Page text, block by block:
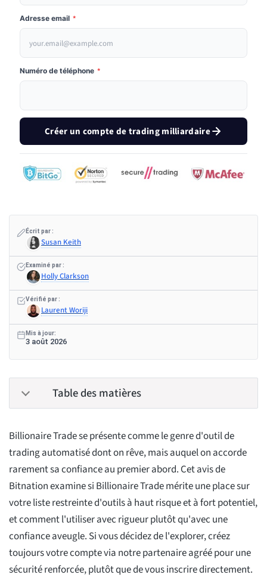
Adresse email *
Numéro de téléphone *
Créer un compte de trading milliardaire
Écrit par :
Susan Keith
Examiné par :
Holly Clarkson
Vérifié par :
Laurent Woriji
Mis à jour:
3 août 2026
Table des matières
Billionaire Trade se présente comme le genre d'outil de
trading automatisé dont on rêve, mais auquel on accorde
rarement sa confiance au premier abord. Cet avis de
Bitnation examine si Billionaire Trade mérite une place sur
votre liste restreinte d'outils à haut risque et à fort potentiel,
et comment l'utiliser avec rigueur plutôt qu'avec une
confiance aveugle. Si vous décidez de l'explorer, créez
toujours votre compte via notre partenaire agréé pour une
sécurité renforcée, plutôt que de vous inscrire directement.